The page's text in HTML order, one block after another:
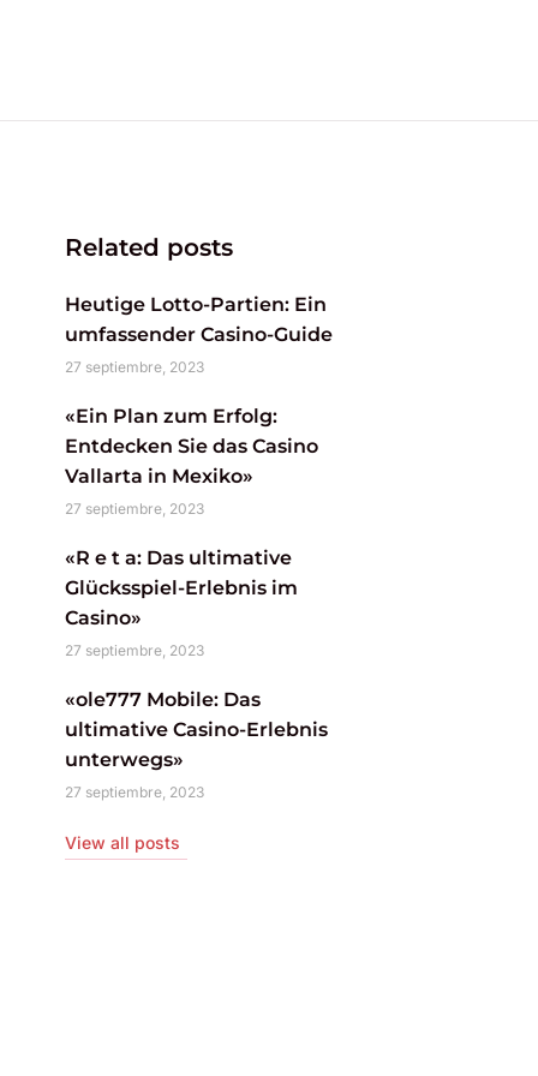
Related posts
Heutige Lotto-Partien: Ein
umfassender Casino-Guide
27 septiembre, 2023
«Ein Plan zum Erfolg:
Entdecken Sie das Casino
Vallarta in Mexiko»
27 septiembre, 2023
«R e t a: Das ultimative
Glücksspiel-Erlebnis im
Casino»
27 septiembre, 2023
«ole777 Mobile: Das
ultimative Casino-Erlebnis
unterwegs»
27 septiembre, 2023
View all posts